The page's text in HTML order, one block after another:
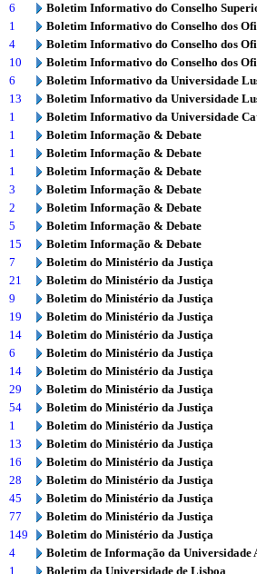
6
Boletim Informativo do Conselho
1
Boletim Informativo do Conselho dos
4
Boletim Informativo do Conselho dos
10
Boletim Informativo do Conselho dos
6
Boletim Informativo da Universidade
13
Boletim Informativo da Universidade
1
Boletim Informativo da Universidade
1
Boletim Informação & Debate
1
Boletim Informação & Debate
1
Boletim Informação & Debate
3
Boletim Informação & Debate
2
Boletim Informação & Debate
5
Boletim Informação & Debate
15
Boletim Informação & Debate
7
Boletim do Ministério da Justiça
21
Boletim do Ministério da Justiça
9
Boletim do Ministério da Justiça
19
Boletim do Ministério da Justiça
14
Boletim do Ministério da Justiça
6
Boletim do Ministério da Justiça
14
Boletim do Ministério da Justiça
29
Boletim do Ministério da Justiça
54
Boletim do Ministério da Justiça
1
Boletim do Ministério da Justiça
13
Boletim do Ministério da Justiça
16
Boletim do Ministério da Justiça
28
Boletim do Ministério da Justiça
45
Boletim do Ministério da Justiça
77
Boletim do Ministério da Justiça
149
Boletim do Ministério da Justiça
4
Boletim de Informação da Universidade
1
Boletim da Universidade de Lisboa